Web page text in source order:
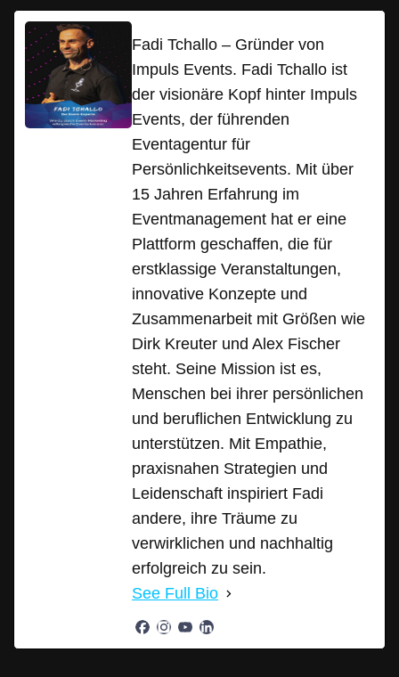
Fadi Tchallo – Gründer von
Impuls Events. Fadi Tchallo ist
der visionäre Kopf hinter Impuls
Events, der führenden
Eventagentur für
Persönlichkeitsevents. Mit über
15 Jahren Erfahrung im
Eventmanagement hat er eine
Plattform geschaffen, die für
erstklassige Veranstaltungen,
innovative Konzepte und
Zusammenarbeit mit Größen wie
Dirk Kreuter und Alex Fischer
steht. Seine Mission ist es,
Menschen bei ihrer persönlichen
und beruflichen Entwicklung zu
unterstützen. Mit Empathie,
praxisnahen Strategien und
Leidenschaft inspiriert Fadi
andere, ihre Träume zu
verwirklichen und nachhaltig
erfolgreich zu sein.
See Full Bio